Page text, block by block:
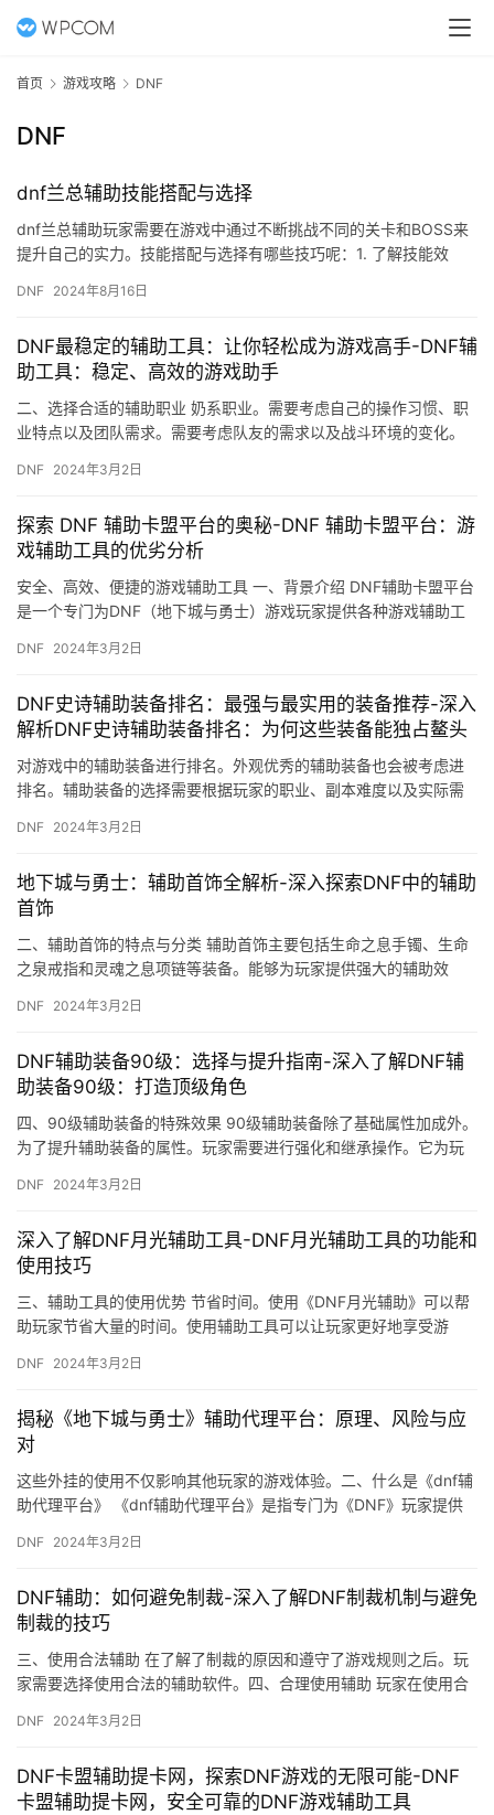
首页 游戏攻略 DNF
DNF
dnf兰总辅助技能搭配与选择
dnf兰总辅助玩家需要在游戏中通过不断挑战不同的关卡和BOSS来
提升自己的实力。技能搭配与选择有哪些技巧呢：1. 了解技能效
DNF 2024年8月16日
DNF最稳定的辅助工具：让你轻松成为游戏高手-DNF辅
助工具：稳定、高效的游戏助手
二、选择合适的辅助职业 奶系职业。需要考虑自己的操作习惯、职
业特点以及团队需求。需要考虑队友的需求以及战斗环境的变化。
DNF 2024年3月2日
探索 DNF 辅助卡盟平台的奥秘-DNF 辅助卡盟平台：游
戏辅助工具的优劣分析
安全、高效、便捷的游戏辅助工具 一、背景介绍 DNF辅助卡盟平台
是一个专门为DNF（地下城与勇士）游戏玩家提供各种游戏辅助工
DNF 2024年3月2日
DNF史诗辅助装备排名：最强与最实用的装备推荐-深入
解析DNF史诗辅助装备排名：为何这些装备能独占鳌头
对游戏中的辅助装备进行排名。外观优秀的辅助装备也会被考虑进
排名。辅助装备的选择需要根据玩家的职业、副本难度以及实际需
DNF 2024年3月2日
地下城与勇士：辅助首饰全解析-深入探索DNF中的辅助
首饰
二、辅助首饰的特点与分类 辅助首饰主要包括生命之息手镯、生命
之泉戒指和灵魂之息项链等装备。能够为玩家提供强大的辅助效
DNF 2024年3月2日
DNF辅助装备90级：选择与提升指南-深入了解DNF辅
助装备90级：打造顶级角色
四、90级辅助装备的特殊效果 90级辅助装备除了基础属性加成外。
为了提升辅助装备的属性。玩家需要进行强化和继承操作。它为玩
DNF 2024年3月2日
深入了解DNF月光辅助工具-DNF月光辅助工具的功能和
使用技巧
三、辅助工具的使用优势 节省时间。使用《DNF月光辅助》可以帮
助玩家节省大量的时间。使用辅助工具可以让玩家更好地享受游
DNF 2024年3月2日
揭秘《地下城与勇士》辅助代理平台：原理、风险与应
对
这些外挂的使用不仅影响其他玩家的游戏体验。二、什么是《dnf辅
助代理平台》 《dnf辅助代理平台》是指专门为《DNF》玩家提供
DNF 2024年3月2日
DNF辅助：如何避免制裁-深入了解DNF制裁机制与避免
制裁的技巧
三、使用合法辅助 在了解了制裁的原因和遵守了游戏规则之后。玩
家需要选择使用合法的辅助软件。四、合理使用辅助 玩家在使用合
DNF 2024年3月2日
DNF卡盟辅助提卡网，探索DNF游戏的无限可能-DNF
卡盟辅助提卡网，安全可靠的DNF游戏辅助工具